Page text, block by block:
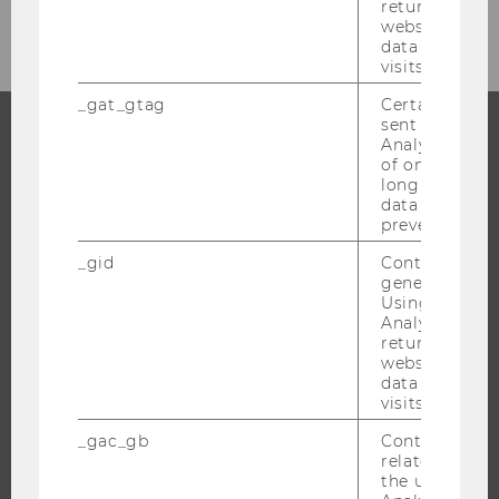
BACHELOR
INTERNATIONALE UND INCOMING EXCHANGE STUDIERENDE
ANGEBOTE FÜR SCHULEN UND STUDIENINTERESSIERTE
returning
website and
data from
visits.
_gat_gtag
Certain data
sent to
Analytics a
of once per
long as it is
data
prevented.
_gid
Contains a
generated
Using this
Analytics can
returning
website and
data from
visits.
_gac_gb
Contains
related
the user. If